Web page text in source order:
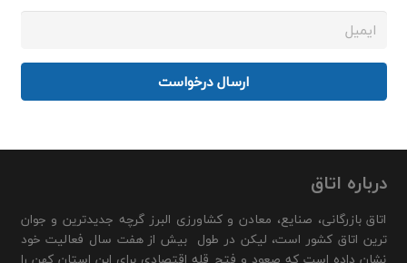
ارسال درخواست
درباره اتاق
اتاق بازرگانی، صنایع، معادن و کشاورزی البرز گرچه جدیدترین و جوان
ترین اتاق کشور است، لیکن در طول بیش از هفت سال فعالیت خود
نشان داده است که صعود و فتح قله اقتصادی برای این استان کهن را